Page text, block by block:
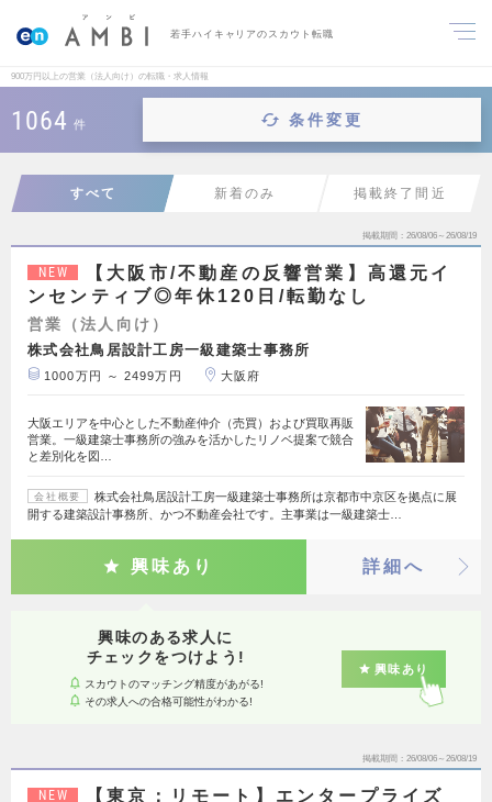
若手ハイキャリアのスカウト転職
900万円以上の営業（法人向け）の転職・求人情報
1064 件 条件変更
すべて 新着のみ 掲載終了間近
掲載期間 26/08/06～26/08/19
NEW
【大阪市/不動産の反響営業】高還元イ
ンセンティブ◎年休120日/転勤なし
営業（法人向け）
株式会社鳥居設計工房一級建築士事務所
1000万円 ～ 2499万円 大阪府
大阪エリアを中心とした不動産仲介（売買）および買取再販
営業。一級建築士事務所の強みを活かしたリノベ提案で競合
と差別化を図…
会社概要
株式会社鳥居設計工房一級建築士事務所は京都市中京区を拠点に展
開する建築設計事務所、かつ不動産会社です。主事業は一級建築士…
興味あり 詳細へ
興味のある求人に
チェックをつけよう!
スカウトのマッチング精度があがる!
その求人への合格可能性がわかる!
興味あり
掲載期間 26/08/06～26/08/19
NEW
【東京：リモート】エンタープライズ